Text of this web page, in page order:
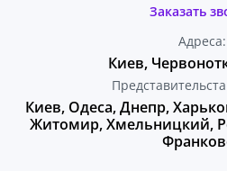
Заказать
Адреса:
Киев,
Киев, Одеса, Днепр, Харьков, Полтава, Винница,
Житомир, Хмельницкий,